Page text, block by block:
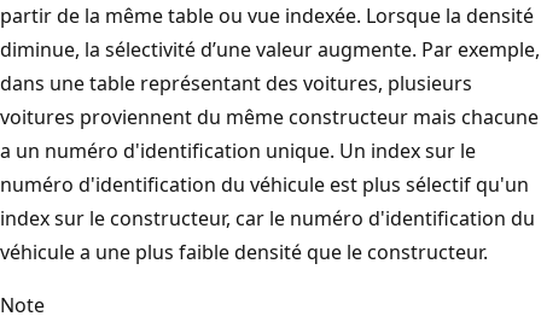
partir de la même table ou vue indexée. Lorsque la densité
diminue, la sélectivité d’une valeur augmente. Par exemple,
dans une table représentant des voitures, plusieurs
voitures proviennent du même constructeur mais chacune
a un numéro d'identification unique. Un index sur le
numéro d'identification du véhicule est plus sélectif qu'un
index sur le constructeur, car le numéro d'identification du
véhicule a une plus faible densité que le constructeur.
Note